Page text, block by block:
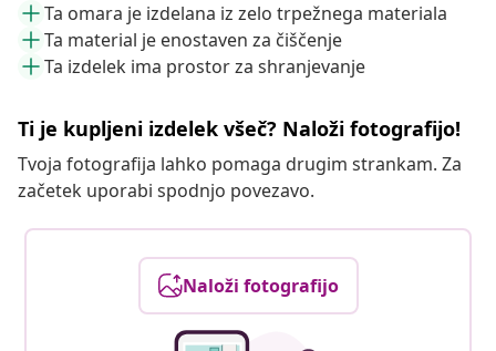
Ta omara je izdelana iz zelo trpežnega materiala
Ta material je enostaven za čiščenje
Ta izdelek ima prostor za shranjevanje
Ti je kupljeni izdelek všeč? Naloži fotografijo!
Tvoja fotografija lahko pomaga drugim strankam. Za
začetek uporabi spodnjo povezavo.
Naloži fotografijo